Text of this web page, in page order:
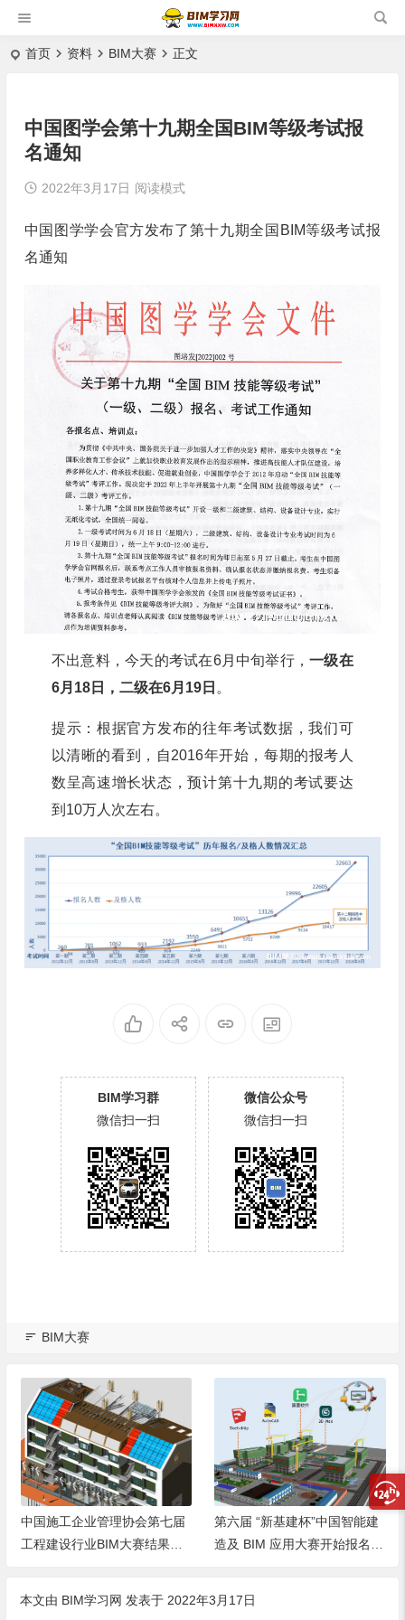
首页 资料 BIM大赛 正文
中国图学会第十九期全国BIM等级考试报
名通知
2022年3月17日 阅读模式
中国图学学会官方发布了第十九期全国BIM等级考试报
名通知
不出意料，今天的考试在6月中旬举行，一级在
6月18日，二级在6月19日 。
提示：根据官方发布的往年考试数据，我们可
以清晰的看到，自2016年开始，每期的报考人
数呈高速增长状态，预计第十九期的考试要达
到10万人次左右。
BIM学习群
微信扫一扫
微信公众号
微信扫一扫
BIM大赛
第六届 “新基建杯”中国智能建
造及 BIM 应用大赛开始报名
上海市举办第二届“数建杯”数
字城市建设职业技能大赛颁奖
本文由 BIM学习网 发表于 2022年3月17日